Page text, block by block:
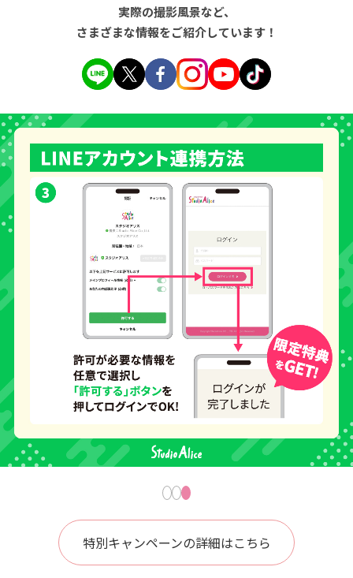
実際の撮影風景など、
さまざまな情報をご紹介しています！
特別キャンペーンの詳細はこちら